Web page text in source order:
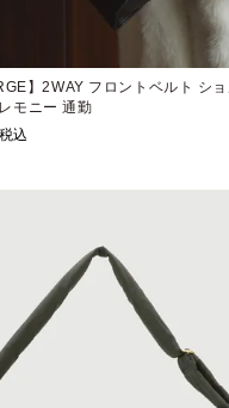
】2WAY フロントベルト シ
モニー 通勤
税込